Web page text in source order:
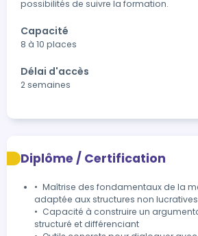
possibilités de suivre la formation.
Capacité
8 à 10 places
Délai d'accès
2 semaines
Diplôme / Certification
•	Maîtrise des fondamentaux de la mesure d’impact
adaptée aux structures non lucratives
•	Capacité à construire un argumentaire impact clair,
structuré et différenciant